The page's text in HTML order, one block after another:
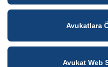
Avukatlara
Avukat Web